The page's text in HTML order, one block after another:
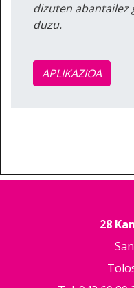
dizuten abantailez
duzu.
APLIKAZIOA
28